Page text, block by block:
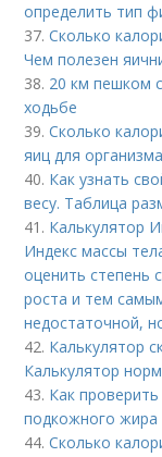
определить тип
37.Сколько
Чем полезен
38. 20 км пешком
ходьбе
39.Сколько
яиц для организма
40. Как узнать
весу. Таблица
41. Калькулятор
Индекс массы
оценить степень
роста и тем
недостаточной,
42. Калькулятор
Калькулятор
43. Как
подкожного жира
44.Сколько